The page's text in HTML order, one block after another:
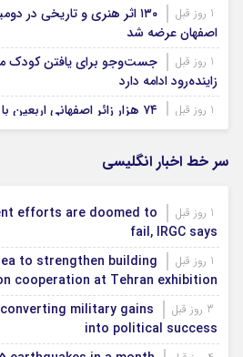
۱۳۰ اثر هنری و تاریخی در
اصفهان عرضه شد
جست‌وجو برای یافتن کودک
زاینده‌رود ادامه دارد
۷۴ هزار زائر اصفهانی اربعین با اتوبوس بازگشتند
سر خط اخبار انگلیسی
efforts are doomed to
fail, IRGC says
to strengthen building
cooperation at Tehran exhibition
military gains
into political success